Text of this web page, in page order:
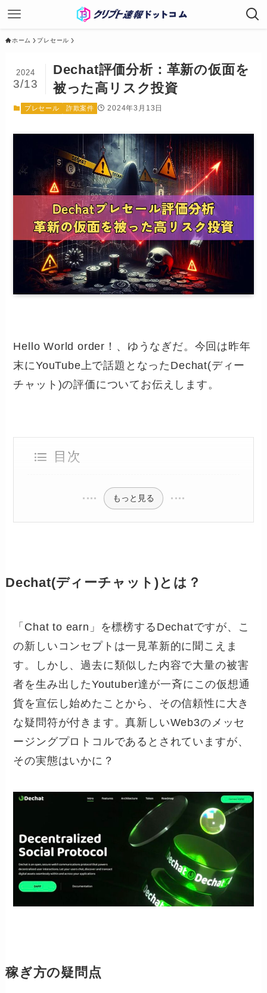
ホーム プレセール
Dechat評価分析：革新の仮面を
被った高リスク投資
2024
3/13
プレセール 詐欺案件 2024年3月13日
Hello World order！、ゆうなぎだ。今回は昨年
末にYouTube上で話題となったDechat(ディー
チャット)の評価についてお伝えします。
目次
もっと見る
Dechat(ディーチャット)とは？
「Chat to earn」を標榜するDechatですが、こ
の新しいコンセプトは一見革新的に聞こえま
す。しかし、過去に類似した内容で大量の被害
者を生み出したYoutuber達が一斉にこの仮想通
貨を宣伝し始めたことから、その信頼性に大き
な疑問符が付きます。真新しいWeb3のメッセ
ージングプロトコルであるとされていますが、
その実態はいかに？
稼ぎ方の疑問点